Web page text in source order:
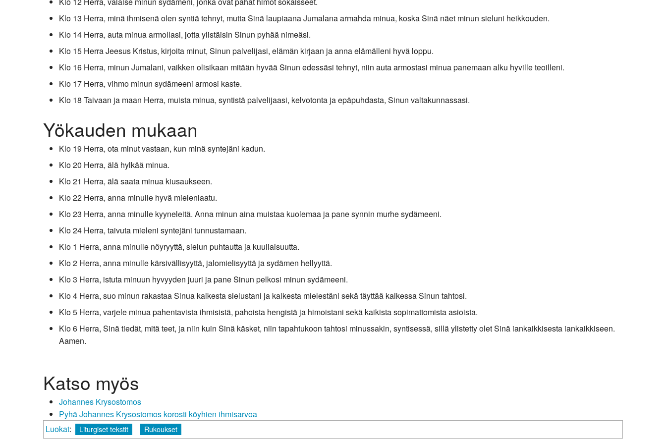
Klo 13 Herra, minä ihmisenä olen syntiä tehnyt, mutta Sinä laupiaana Jumalana armahda minua, koska Sinä näet minun sieluni heikkouden.
Klo 14 Herra, auta minua armollasi, jotta ylistäisin Sinun pyhää nimeäsi.
Klo 15 Herra Jeesus Kristus, kirjoita minut, Sinun palvelijasi, elämän kirjaan ja anna elämälleni hyvä loppu.
Klo 16 Herra, minun Jumalani, vaikken olisikaan mitään hyvää Sinun edessäsi tehnyt, niin auta armostasi minua panemaan alku hyville teoilleni.
Klo 17 Herra, vihmo minun sydämeeni armosi kaste.
Klo 18 Taivaan ja maan Herra, muista minua, syntistä palvelijaasi, kelvotonta ja epäpuhdasta, Sinun valtakunnassasi.
Yökauden mukaan
Klo 19 Herra, ota minut vastaan, kun minä syntejäni kadun.
Klo 20 Herra, älä hylkää minua.
Klo 21 Herra, älä saata minua kiusaukseen.
Klo 22 Herra, anna minulle hyvä mielenlaatu.
Klo 23 Herra, anna minulle kyyneleitä. Anna minun aina muistaa kuolemaa ja pane synnin murhe sydämeeni.
Klo 24 Herra, taivuta mieleni syntejäni tunnustamaan.
Klo 1 Herra, anna minulle nöyryyttä, sielun puhtautta ja kuuliaisuutta.
Klo 2 Herra, anna minulle kärsivällisyyttä, jalomielisyyttä ja sydämen hellyyttä.
Klo 3 Herra, istuta minuun hyvyyden juuri ja pane Sinun pelkosi minun sydämeeni.
Klo 4 Herra, suo minun rakastaa Sinua kaikesta sielustani ja kaikesta mielestäni sekä täyttää kaikessa Sinun tahtosi.
Klo 5 Herra, varjele minua pahentavista ihmisistä, pahoista hengistä ja himoistani sekä kaikista sopimattomista asioista.
Klo 6 Herra, Sinä tiedät, mitä teet, ja niin kuin Sinä käsket, niin tapahtukoon tahtosi minussakin, syntisessä, sillä ylistetty olet Sinä iankaikkisesta iankaikkiseen.
Aamen.
Katso myös
Johannes Krysostomos
Pyhä Johannes Krysostomos korosti köyhien ihmisarvoa
Luokat: Liturgiset tekstit Rukoukset